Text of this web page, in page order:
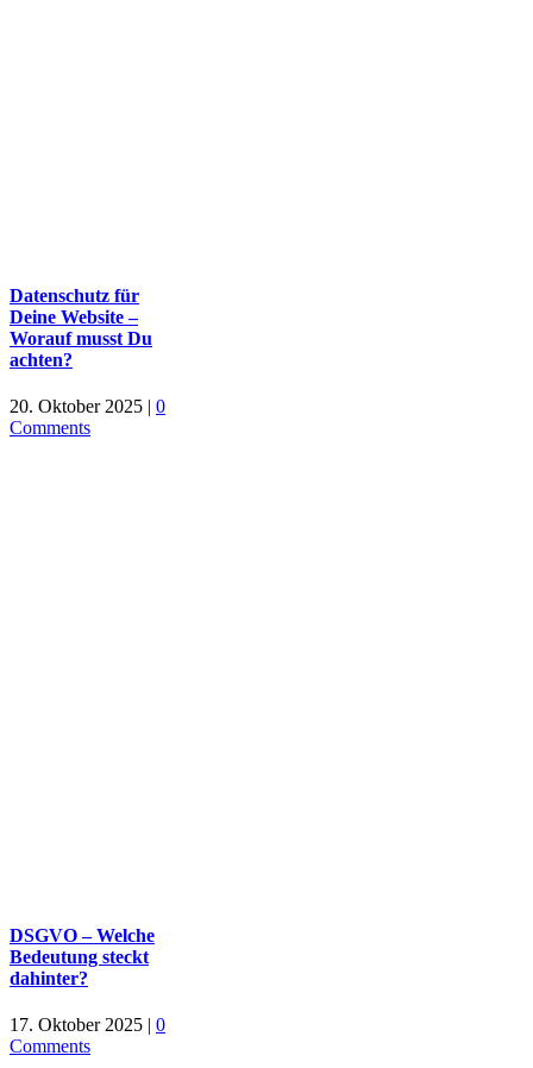
Datenschutz für
Deine Website –
Worauf musst Du
achten?
20. Oktober 2025 | 0
Comments
DSGVO – Welche
Bedeutung steckt
dahinter?
17. Oktober 2025 | 0
Comments